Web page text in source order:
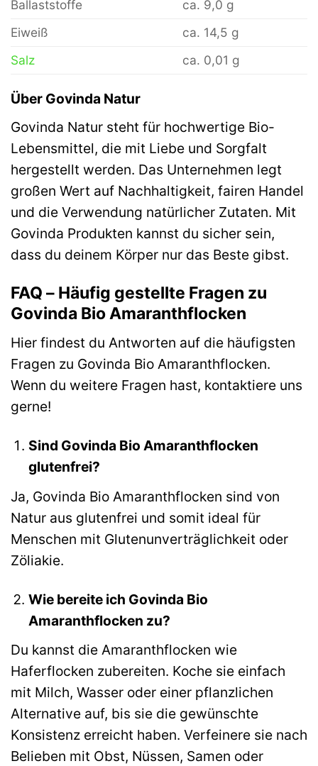
Ballaststoffe
ca. 9,0 g
Eiweiß
ca. 14,5 g
Salz
ca. 0,01 g
Über Govinda Natur
Govinda Natur steht für hochwertige Bio-
Lebensmittel, die mit Liebe und Sorgfalt
hergestellt werden. Das Unternehmen legt
großen Wert auf Nachhaltigkeit, fairen Handel
und die Verwendung natürlicher Zutaten. Mit
Govinda Produkten kannst du sicher sein,
dass du deinem Körper nur das Beste gibst.
FAQ – Häufig gestellte Fragen zu
Govinda Bio Amaranthflocken
Hier findest du Antworten auf die häufigsten
Fragen zu Govinda Bio Amaranthflocken.
Wenn du weitere Fragen hast, kontaktiere uns
gerne!
Sind Govinda Bio Amaranthflocken
glutenfrei?
Ja, Govinda Bio Amaranthflocken sind von
Natur aus glutenfrei und somit ideal für
Menschen mit Glutenunverträglichkeit oder
Zöliakie.
Wie bereite ich Govinda Bio
Amaranthflocken zu?
Du kannst die Amaranthflocken wie
Haferflocken zubereiten. Koche sie einfach
mit Milch, Wasser oder einer pflanzlichen
Alternative auf, bis sie die gewünschte
Konsistenz erreicht haben. Verfeinere sie nach
Belieben mit Obst, Nüssen, Samen oder